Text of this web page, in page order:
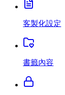
客製化設定
書籤內容